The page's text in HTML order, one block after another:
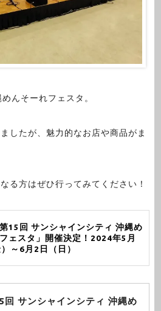
んそーれフェスタ。
したが、魅力的なお店や商品がま
る方はぜひ行ってみてください！
15回 サンシャインシティ 沖縄め
ェスタ」開催決定！2024年5月
～6月2日（日）
回 サンシャインシティ 沖縄め